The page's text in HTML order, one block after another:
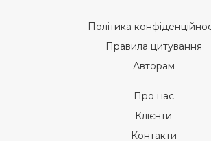
Політика
Правила цитування
Авторам
Про нас
Клієнти
Контакти